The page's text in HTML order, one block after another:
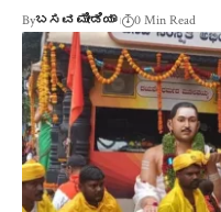
Byಬಸವ ಮೀಡಿಯಾ 0 Min Read